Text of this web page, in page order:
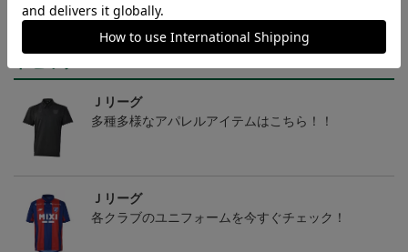
オルマフラー
2,500円
ーホルダー
1,100円
t
Ｊリーグ
多種多様なアパレルアイテムはこちら！！
Ｊリーグ
各クラブのユニフォームを今すぐチェック！